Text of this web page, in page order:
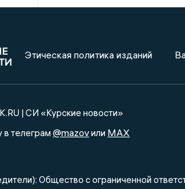
Этическая политика изданий
| СИ «Курские новости»
в телеграм @mazovили MAX
Общество с ограниченной